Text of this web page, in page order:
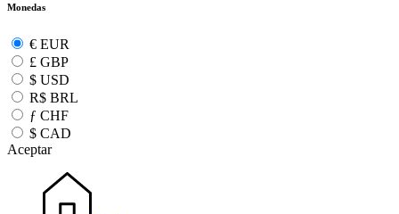
Monedas
€ EUR
£ GBP
$ USD
R$ BRL
ƒ CHF
$ CAD
Aceptar